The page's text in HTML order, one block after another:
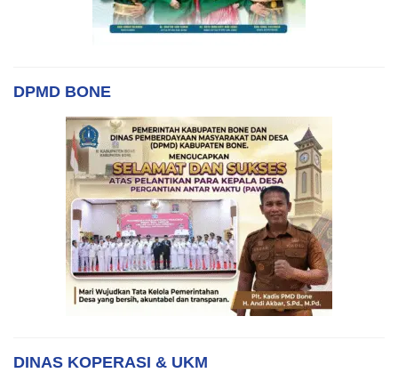
DPMD BONE
DINAS KOPERASI & UKM